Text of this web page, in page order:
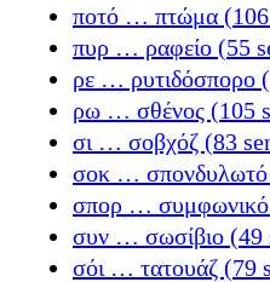
ποτό … πτώμα (106
πυρ … ραφείο (55
ρε … ρυτιδόσπορο
ρω … σθένος (105
σι … σοβχόζ (83
σοκ … σπονδυλωτό
σπορ … συμφωνικό
συν … σωσίβιο (49
σόι … τατουάζ (79